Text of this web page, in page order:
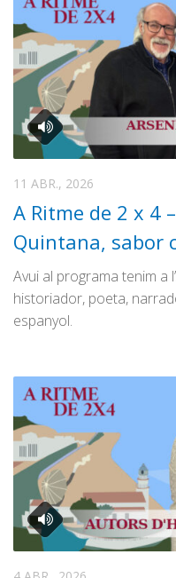
11 ABR., 2026
A Ritme de 2 x 4
Quintana, sabor
Avui al programa tenim a
historiador, poeta,
espanyol.